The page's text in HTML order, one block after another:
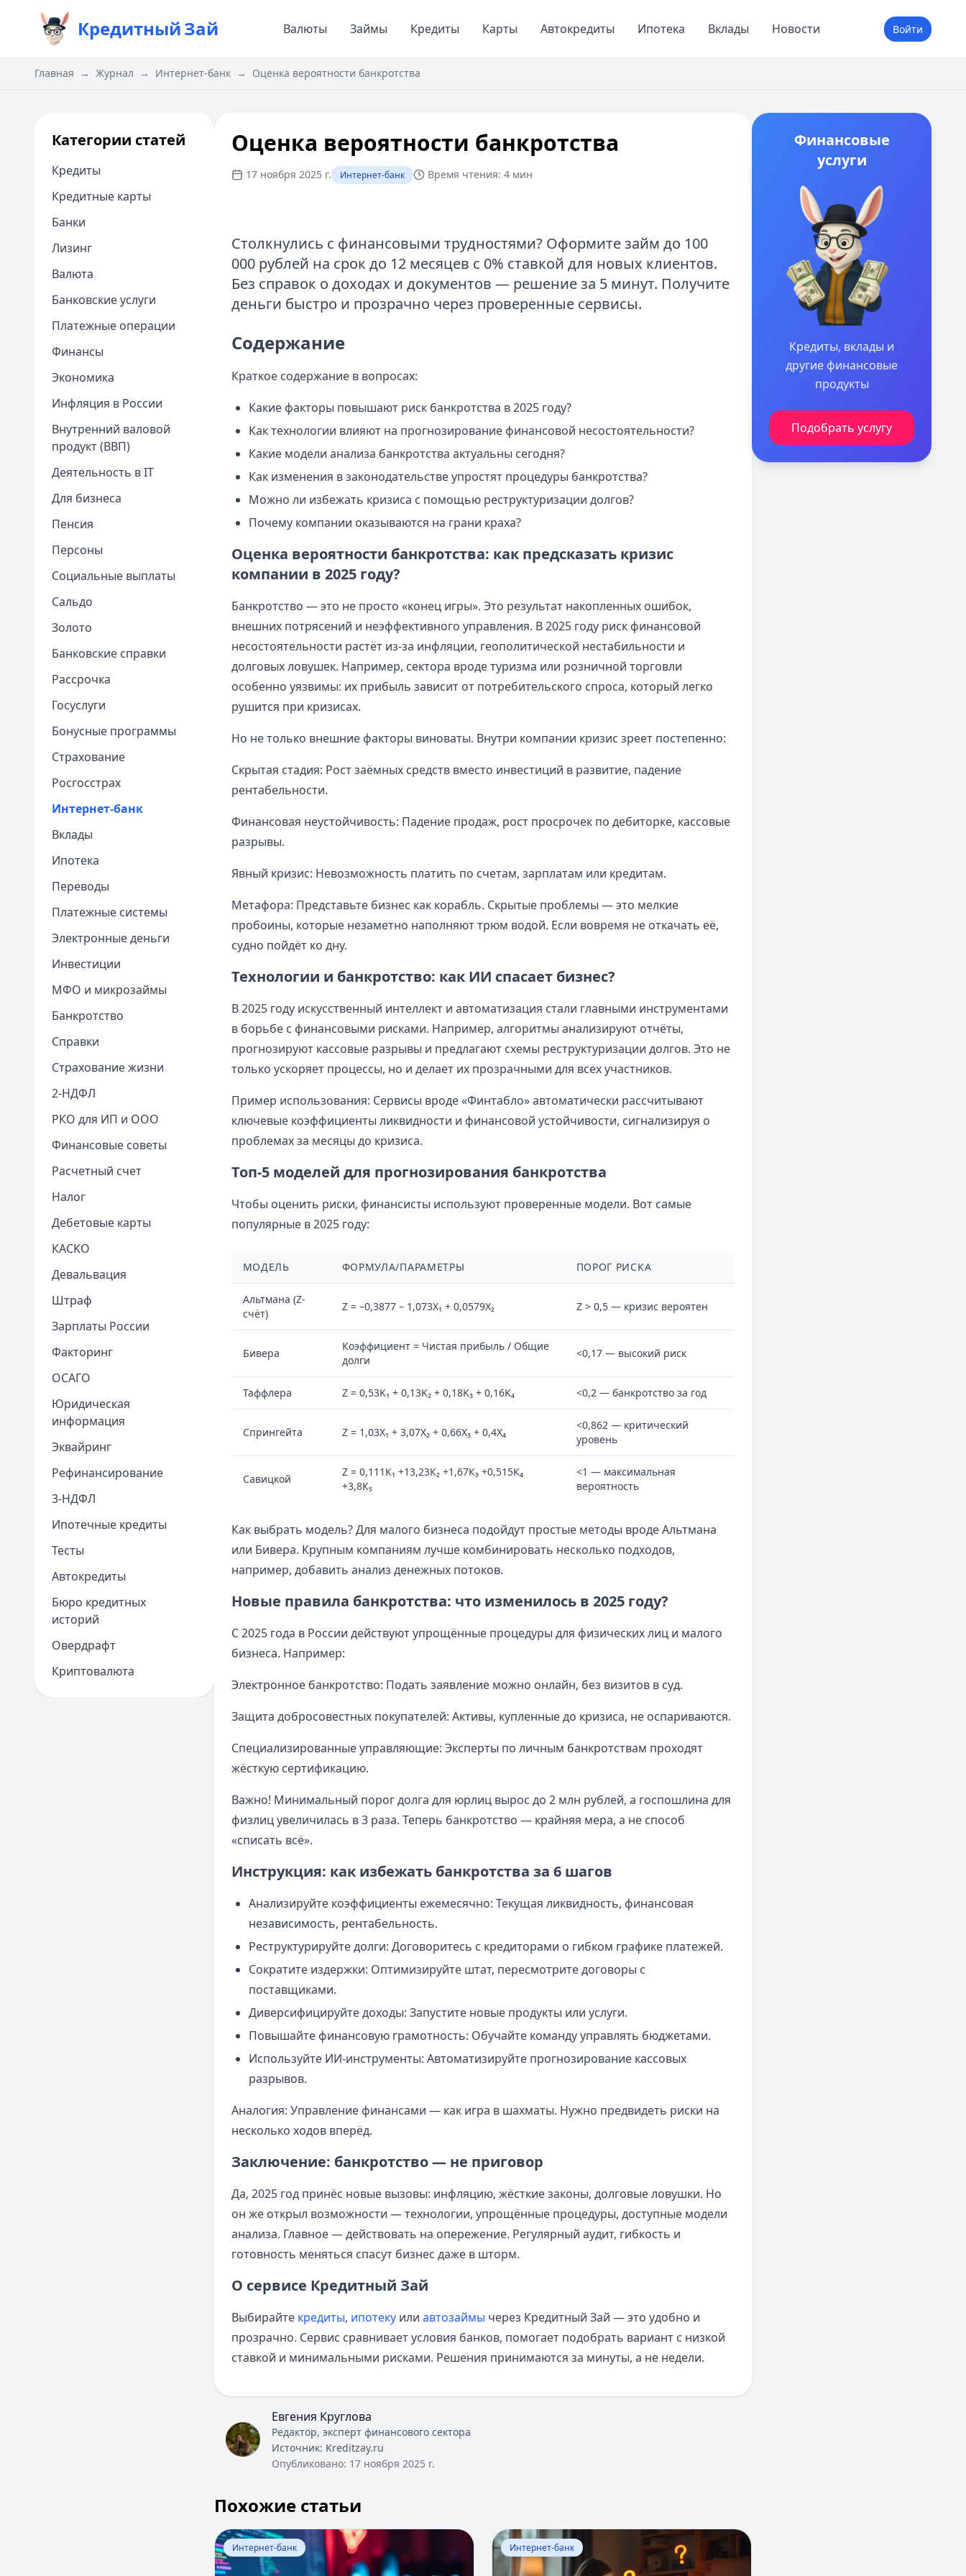
КредитныйЗай Валюты Займы Кредиты Карты Автокредиты Ипотека Вклады Новости Войти
Главная → Журнал → Интернет-банк → Оценка вероятности банкротства
Категории статей
Кредиты
Кредитные карты
Банки
Лизинг
Валюта
Банковские услуги
Платежные операции
Финансы
Экономика
Инфляция в России
Внутренний валовой
продукт (ВВП)
Деятельность в IT
Для бизнеса
Пенсия
Персоны
Социальные выплаты
Сальдо
Золото
Банковские справки
Рассрочка
Госуслуги
Бонусные программы
Страхование
Росгосстрах
Интернет-банк
Вклады
Ипотека
Переводы
Платежные системы
Электронные деньги
Инвестиции
МФО и микрозаймы
Банкротство
Справки
Страхование жизни
2-НДФЛ
РКО для ИП и ООО
Финансовые советы
Расчетный счет
Налог
Дебетовые карты
КАСКО
Девальвация
Штраф
Зарплаты России
Факторинг
ОСАГО
Юридическая
информация
Эквайринг
Рефинансирование
3-НДФЛ
Ипотечные кредиты
Тесты
Автокредиты
Бюро кредитных
историй
Овердрафт
Криптовалюта
Оценка вероятности банкротства
17 ноября 2025 г. Интернет-банк Время чтения: 4 мин
Столкнулись с финансовыми трудностями? Оформите займ до 100
000 рублей на срок до 12 месяцев с 0% ставкой для новых клиентов.
Без справок о доходах и документов — решение за 5 минут. Получите
деньги быстро и прозрачно через проверенные сервисы.
Содержание
Краткое содержание в вопросах:
Какие факторы повышают риск банкротства в 2025 году?
Как технологии влияют на прогнозирование финансовой несостоятельности?
Какие модели анализа банкротства актуальны сегодня?
Как изменения в законодательстве упростят процедуры банкротства?
Можно ли избежать кризиса с помощью реструктуризации долгов?
Почему компании оказываются на грани краха?
Оценка вероятности банкротства: как предсказать кризис
компании в 2025 году?
Банкротство — это не просто «конец игры». Это результат накопленных ошибок,
внешних потрясений и неэффективного управления. В 2025 году риск финансовой
несостоятельности растёт из-за инфляции, геополитической нестабильности и
долговых ловушек. Например, сектора вроде туризма или розничной торговли
особенно уязвимы: их прибыль зависит от потребительского спроса, который легко
рушится при кризисах.
Но не только внешние факторы виноваты. Внутри компании кризис зреет постепенно:
Скрытая стадия: Рост заёмных средств вместо инвестиций в развитие, падение
рентабельности.
Финансовая неустойчивость: Падение продаж, рост просрочек по дебиторке, кассовые
разрывы.
Явный кризис: Невозможность платить по счетам, зарплатам или кредитам.
Метафора: Представьте бизнес как корабль. Скрытые проблемы — это мелкие
пробоины, которые незаметно наполняют трюм водой. Если вовремя не откачать её,
судно пойдёт ко дну.
Технологии и банкротство: как ИИ спасает бизнес?
В 2025 году искусственный интеллект и автоматизация стали главными инструментами
в борьбе с финансовыми рисками. Например, алгоритмы анализируют отчёты,
прогнозируют кассовые разрывы и предлагают схемы реструктуризации долгов. Это не
только ускоряет процессы, но и делает их прозрачными для всех участников.
Пример использования: Сервисы вроде «Финтабло» автоматически рассчитывают
ключевые коэффициенты ликвидности и финансовой устойчивости, сигнализируя о
проблемах за месяцы до кризиса.
Топ-5 моделей для прогнозирования банкротства
Чтобы оценить риски, финансисты используют проверенные модели. Вот самые
популярные в 2025 году:
МОДЕЛЬ ФОРМУЛА/ПАРАМЕТРЫ ПОРОГ РИСКА
Альтмана (Z-
счёт)
Z = –0,3877 – 1,073X₁ + 0,0579X₂ Z > 0,5 — кризис вероятен
Бивера
Коэффициент = Чистая прибыль / Общие
долги
<0,17 — высокий риск
Таффлера Z = 0,53K₁ + 0,13K₂ + 0,18K₃ + 0,16K₄ <0,2 — банкротство за год
Спрингейта Z = 1,03X₁ + 3,07X₂ + 0,66X₃ + 0,4X₄
<0,862 — критический
уровень
Савицкой
Z = 0,111К₁ +13,23К₂ +1,67К₃ +0,515К₄
+3,8К₅
<1 — максимальная
вероятность
Как выбрать модель? Для малого бизнеса подойдут простые методы вроде Альтмана
или Бивера. Крупным компаниям лучше комбинировать несколько подходов,
например, добавить анализ денежных потоков.
Новые правила банкротства: что изменилось в 2025 году?
С 2025 года в России действуют упрощённые процедуры для физических лиц и малого
бизнеса. Например:
Электронное банкротство: Подать заявление можно онлайн, без визитов в суд.
Защита добросовестных покупателей: Активы, купленные до кризиса, не оспариваются.
Специализированные управляющие: Эксперты по личным банкротствам проходят
жёсткую сертификацию.
Важно! Минимальный порог долга для юрлиц вырос до 2 млн рублей, а госпошлина для
физлиц увеличилась в 3 раза. Теперь банкротство — крайняя мера, а не способ
«списать всё».
Инструкция: как избежать банкротства за 6 шагов
Анализируйте коэффициенты ежемесячно: Текущая ликвидность, финансовая
независимость, рентабельность.
Реструктурируйте долги: Договоритесь с кредиторами о гибком графике платежей.
Сократите издержки: Оптимизируйте штат, пересмотрите договоры с
поставщиками.
Диверсифицируйте доходы: Запустите новые продукты или услуги.
Повышайте финансовую грамотность: Обучайте команду управлять бюджетами.
Используйте ИИ-инструменты: Автоматизируйте прогнозирование кассовых
разрывов.
Аналогия: Управление финансами — как игра в шахматы. Нужно предвидеть риски на
несколько ходов вперёд.
Заключение: банкротство — не приговор
Да, 2025 год принёс новые вызовы: инфляцию, жёсткие законы, долговые ловушки. Но
он же открыл возможности — технологии, упрощённые процедуры, доступные модели
анализа. Главное — действовать на опережение. Регулярный аудит, гибкость и
готовность меняться спасут бизнес даже в шторм.
О сервисе Кредитный Зай
Выбирайте кредиты, ипотекуили автозаймы через Кредитный Зай — это удобно и
прозрачно. Сервис сравнивает условия банков, помогает подобрать вариант с низкой
ставкой и минимальными рисками. Решения принимаются за минуты, а не недели.
Евгения Круглова
Редактор, эксперт финансового сектора
Источник: Kreditzay.ru
Опубликовано: 17 ноября 2025 г.
Похожие статьи
Перейти к статье: Риски и вероятность отзыва лицензии у банка
Интернет-банк
Перейти к статье: Как войти в интернет банк Центр-инвест
Интернет-банк
Финансовые
услуги
Кредиты, вклады и
другие финансовые
продукты
Подобрать услугу